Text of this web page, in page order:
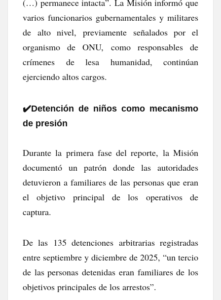
(…) permanece intacta”. La Misión informó que
varios funcionarios gubernamentales y militares
de alto nivel, previamente señalados por el
organismo de ONU, como responsables de
crímenes de lesa humanidad, continúan
ejerciendo altos cargos.
✔️​Detención de niños como mecanismo
de presión
Durante la primera fase del reporte, la Misión
documentó un patrón donde las autoridades
detuvieron a familiares de las personas que eran
el objetivo principal de los operativos de
captura.
De las 135 detenciones arbitrarias registradas
entre septiembre y diciembre de 2025, “un tercio
de las personas detenidas eran familiares de los
objetivos principales de los arrestos”.